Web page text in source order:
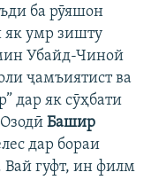
ба рӯяшон
як умр зишту
Убайд-Чиной
ҷамъиятист ва
дар як сӯҳбати
Башир
дар бораи
Вай гуфт, ин филм